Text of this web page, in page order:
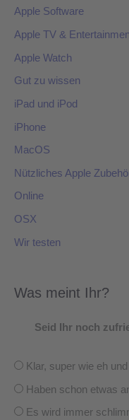
Apple Software
Apple TV &
Apple Watch
Gut zu wissen
iPad und iPod
iPhone
MacOS
Nützliches Apple
Online
OSX
Wir testen
Was meint Ihr?
Seid Ihr noch
Klar, super wie eh und
Haben schon etwas
Es wird immer